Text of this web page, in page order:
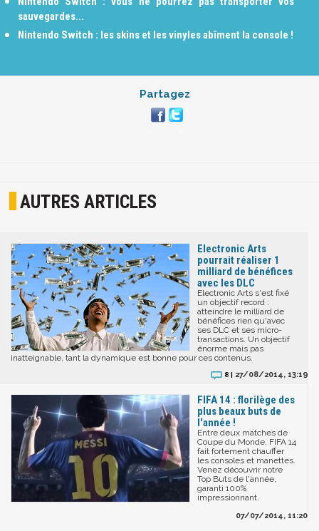
sauvegardes...
Nintendo Switch : les skins et les vinyles abîment la console !
Partagez
AUTRES ARTICLES
Electronic Arts
pourrait réaliser 1
milliard de bénéfices
avec les DLC
Electronic Arts s'est fixé
un objectif record :
atteindre le milliard de
bénéfices rien qu'avec
ses DLC et ses micro-
transactions. Un objectif
énorme mais pas
inatteignable, tant la dynamique est bonne pour ces contenus.
8 | 27/08/2014, 13:19
FIFA 14 : florilège des
plus beaux buts de
l'année !
Entre deux matches de
Coupe du Monde, FIFA 14
fait fortement chauffer
les consoles et manettes.
Venez découvrir notre
Top Buts de l'année,
garanti 100%
impressionnant.
07/07/2014, 11:20